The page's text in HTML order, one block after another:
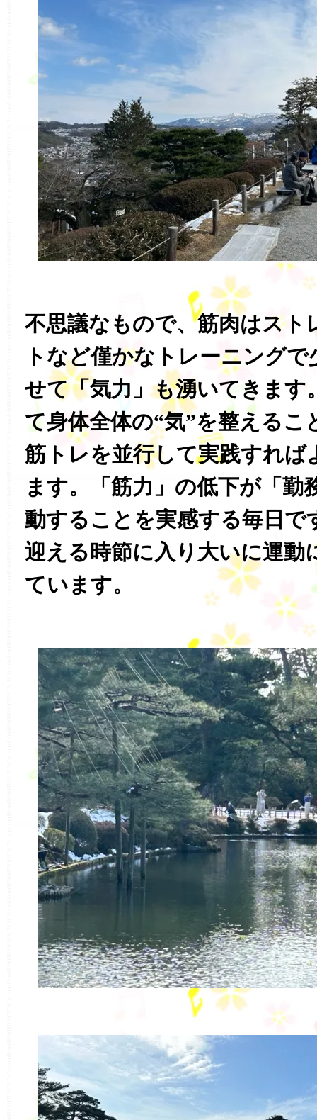
不思議なもので、筋肉はスト
トなど僅かなトレーニング
せて「気力」も湧いてきます
て身体全体の“気”を整えるこ
筋トレを並行して実践すれば
ます。「筋力」の低下が「勤
動することを実感する毎日で
迎える時節に入り大いに運動
ています。